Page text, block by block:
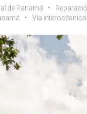
de Panamá
Vía